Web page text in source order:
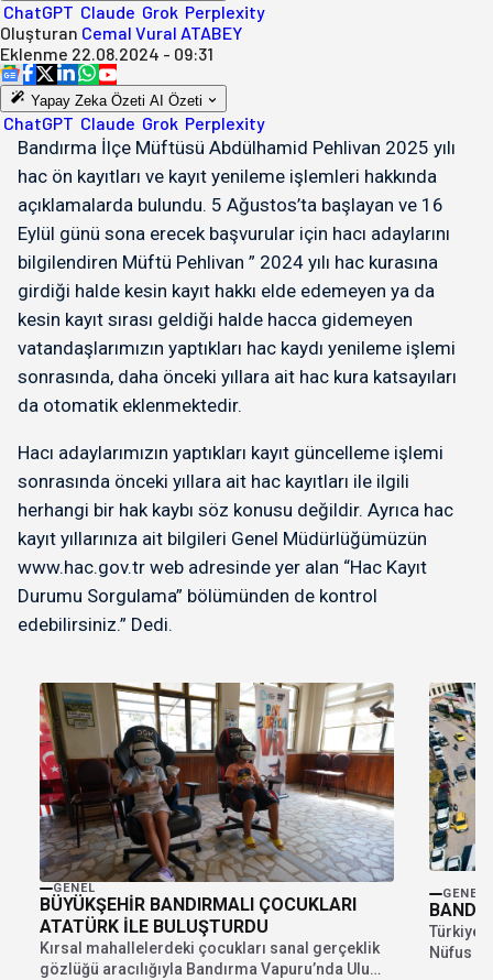
ChatGPT Claude Grok Perplexity
Oluşturan Cemal Vural ATABEY
Eklenme 22.08.2024 - 09:31
Yapay Zeka Özeti AI Özeti
ChatGPT Claude Grok Perplexity
Bandırma İlçe Müftüsü Abdülhamid Pehlivan 2025 yılı
hac ön kayıtları ve kayıt yenileme işlemleri hakkında
açıklamalarda bulundu. 5 Ağustos’ta başlayan ve 16
Eylül günü sona erecek başvurular için hacı adaylarını
bilgilendiren Müftü Pehlivan ” 2024 yılı hac kurasına
girdiği halde kesin kayıt hakkı elde edemeyen ya da
kesin kayıt sırası geldiği halde hacca gidemeyen
vatandaşlarımızın yaptıkları hac kaydı yenileme işlemi
sonrasında, daha önceki yıllara ait hac kura katsayıları
da otomatik eklenmektedir.
Hacı adaylarımızın yaptıkları kayıt güncelleme işlemi
sonrasında önceki yıllara ait hac kayıtları ile ilgili
herhangi bir hak kaybı söz konusu değildir. Ayrıca hac
kayıt yıllarınıza ait bilgileri Genel Müdürlüğümüzün
www.hac.gov.tr web adresinde yer alan “Hac Kayıt
Durumu Sorgulama” bölümünden de kontrol
edebilirsiniz.” Dedi.
GENEL
BÜYÜKŞEHİR BANDIRMALI ÇOCUKLARI
ATATÜRK İLE BULUŞTURDU
Kırsal mahallelerdeki çocukları sanal gerçeklik
gözlüğü aracılığıyla Bandırma Vapuru’nda Ulu
GENEL
Türkiye
Nüfus